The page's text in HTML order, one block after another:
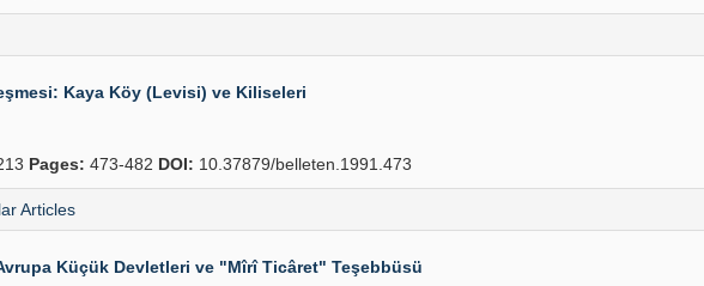
Kaya Köy (Levisi) ve Kiliseleri
Pages: 473-482 DOI: 10.37879/belleten.1991.473
Articles
Avrupa Küçük Devletleri ve "Mîrî Ticâret" Teşebbüsü